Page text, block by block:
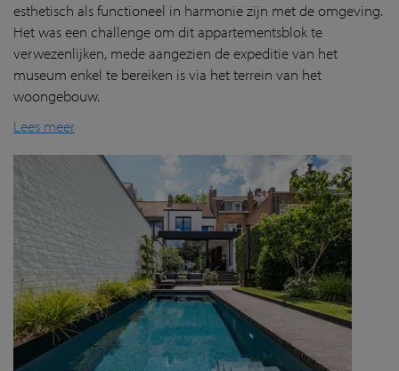
esthetisch als functioneel in harmonie zijn met de omgeving.
Het was een challenge om dit appartementsblok te
verwezenlijken, mede aangezien de expeditie van het
museum enkel te bereiken is via het terrein van het
woongebouw.
Lees meer